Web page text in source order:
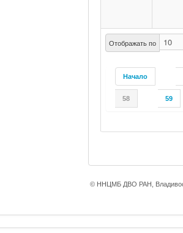
Отображать по
Начало
58 59
© ННЦМБ ДВО РАН,